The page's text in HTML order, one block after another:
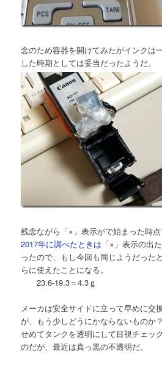
念のため容器を開けてみたがインクは
した時期としては妥当だったようだ。
残念ながら「×」表示がで始まった時点
2017年に調べたときは 「×」表示の出
ったので、もし今回も同じようだった
らに使えたことになる。
23.6-19.3＝4.3ｇ
メーカは安全サイドに立って早めに交
が、もう少しどうにかならないものか？
せめてタンクを透明にして目視チェッ
のだが、最近は真っ黒の不透明だ。